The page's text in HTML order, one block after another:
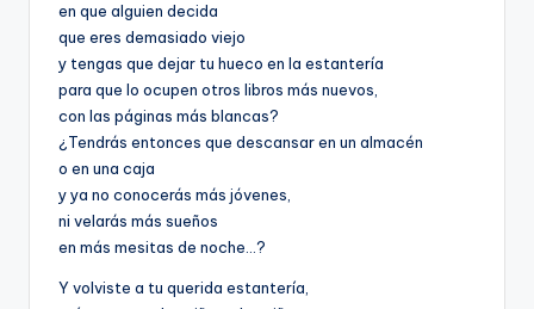
en que alguien decida
que eres demasiado viejo
y tengas que dejar tu hueco en la estantería
para que lo ocupen otros libros más nuevos,
con las páginas más blancas?
¿Tendrás entonces que descansar en un almacén
o en una caja
y ya no conocerás más jóvenes,
ni velarás más sueños
en más mesitas de noche…?
Y volviste a tu querida estantería,